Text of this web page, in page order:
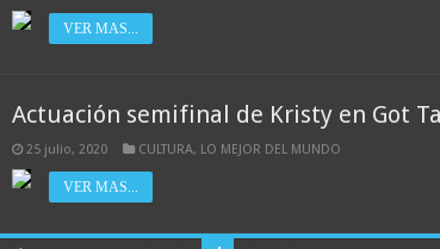
VER MAS...
Actuación semifinal de Kristy en Got
25 julio, 2020 CULTURA, LO MEJOR DEL MUNDO
VER MAS...